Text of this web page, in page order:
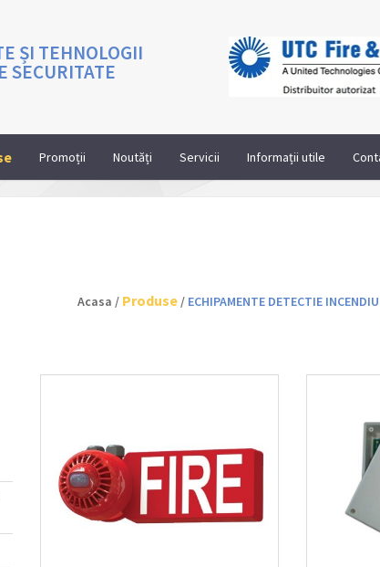
ȘI TEHNOLOGII
SECURITATE
Promoții Noutăți Servicii Informații utile
Acasa / Produse / ECHIPAMENTE DETECTIE INCENDIU